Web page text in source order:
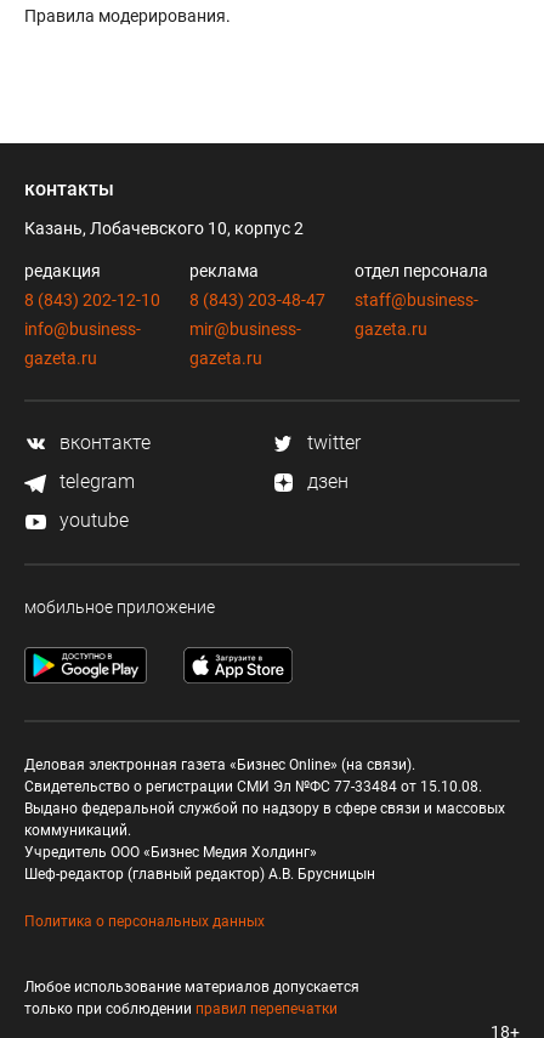
Правила модерирования.
контакты
Казань, Лобачевского 10, корпус 2
редакция
8 (843) 202-12-10
info@business-
gazeta.ru
реклама
8 (843) 203-48-47
mir@business-
gazeta.ru
отдел персонала
staff@business-
gazeta.ru
вконтакте
twitter
telegram
дзен
youtube
мобильное приложение
Деловая электронная газета «Бизнес Online» (на связи).
Свидетельство о регистрации СМИ Эл №ФС 77-33484 от 15.10.08.
Выдано федеральной службой по надзору в сфере связи и массовых
коммуникаций.
Учредитель ООО «Бизнес Медия Холдинг»
Шеф-редактор (главный редактор) А.В. Брусницын
Политика о персональных данных
Любое использование материалов допускается
только при соблюдении правил перепечатки
18+